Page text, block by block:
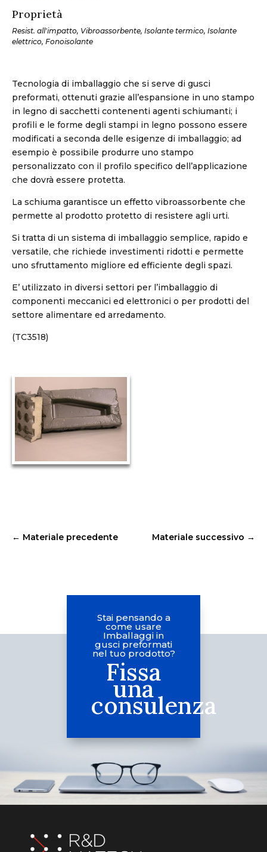
Proprietà
Resist. all'impatto, Vibroassorbente, Isolante termico, Isolante
elettrico, Fonoisolante
Tecnologia di imballaggio che si serve di gusci
preformati, ottenuti grazie all’espansione in uno stampo
in legno di sacchetti contenenti agenti schiumanti; i
profili e le forme degli stampi in legno possono essere
modificati a seconda delle esigenze di imballaggio; ad
esempio è possibile produrre uno stampo
personalizzato con il profilo specifico dell’applicazione
che dovrà essere protetta.
La schiuma garantisce un effetto vibroassorbente che
permette al prodotto protetto di resistere agli urti.
Si tratta di un sistema di imballaggio semplice, rapido e
versatile, che richiede investimenti ridotti e permette
uno sfruttamento migliore ed efficiente degli spazi.
E’ utilizzato in diversi settori per l’imballaggio di
componenti meccanici ed elettronici o per prodotti del
settore alimentare ed arredamento.
(TC3518)
← Materiale precedente Materiale successivo →
Stai pensando a
come usare
Imballaggi in
gusci preformati
nel tuo prodotto?
Fissa
una
consulenza